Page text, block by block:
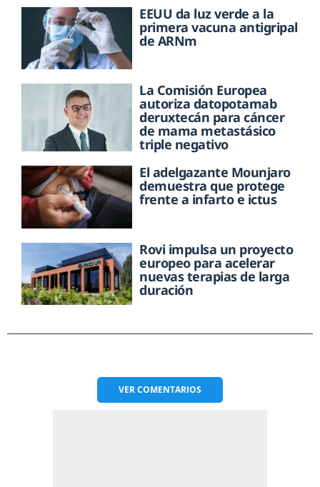
EEUU da luz verde a la
primera vacuna antigripal
de ARNm
La Comisión Europea
autoriza datopotamab
deruxtecán para cáncer
de mama metastásico
triple negativo
El adelgazante Mounjaro
demuestra que protege
frente a infarto e ictus
Rovi impulsa un proyecto
europeo para acelerar
nuevas terapias de larga
duración
VERCOMENTARIOS